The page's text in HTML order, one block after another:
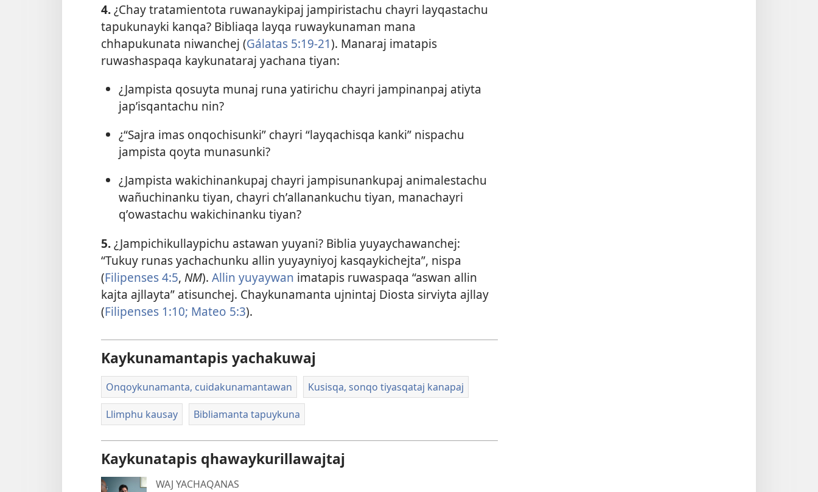
4.¿Chay tratamientota ruwanaykipaj jampiristachu chayri layqastachu
tapukunayki kanqa? Bibliaqa layqa ruwaykunaman mana
chhapukunata niwanchej (Gálatas 5:19-21). Manaraj imatapis
ruwashaspaqa kaykunataraj yachana tiyan:
¿Jampista qosuyta munaj runa yatirichu chayri jampinanpaj atiyta
japʼisqantachu nin?
¿“Sajra imas onqochisunki” chayri “layqachisqa kanki” nispachu
jampista qoyta munasunki?
¿Jampista wakichinankupaj chayri jampisunankupaj animalestachu
wañuchinanku tiyan, chayri chʼallanankuchu tiyan, manachayri
qʼowastachu wakichinanku tiyan?
5.¿Jampichikullaypichu astawan yuyani? Biblia yuyaychawanchej:
“Tukuy runas yachachunku allin yuyayniyoj kasqaykichejta”, nispa
(Filipenses 4:5, NM). Allin yuyaywan imatapis ruwaspaqa “aswan allin
kajta ajllayta” atisunchej. Chaykunamanta ujnintaj Diosta sirviyta ajllay
(Filipenses 1:10; Mateo 5:3).
Kaykunamantapis yachakuwaj
Onqoykunamanta, cuidakunamantawan Kusisqa, sonqo tiyasqataj kanapaj
Llimphu kausay Bibliamanta tapuykuna
Kaykunatapis qhawaykurillawajtaj
WAJ YACHAQANAS